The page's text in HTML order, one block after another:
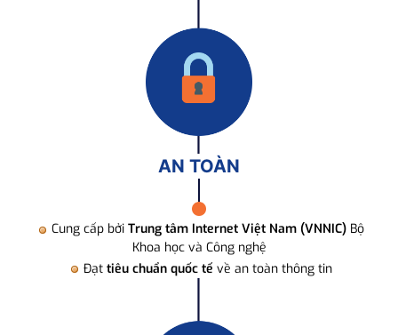
AN TOÀN
Cung cấp bởi Trung tâm Internet Việt Nam (VNNIC) Bộ
Khoa học và Công nghệ
Đạt tiêu chuẩn quốc tế về an toàn thông tin